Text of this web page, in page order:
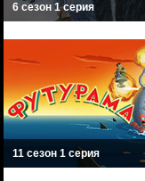
6 сезон 1 серия
11 сезон 1 серия